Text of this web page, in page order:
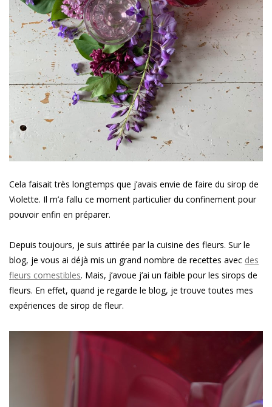
Cela faisait très longtemps que j’avais envie de faire du sirop de
Violette. Il m’a fallu ce moment particulier du confinement pour
pouvoir enfin en préparer.
Depuis toujours, je suis attirée par la cuisine des fleurs. Sur le
blog, je vous ai déjà mis un grand nombre de recettes avec des
fleurs comestibles. Mais, j’avoue j’ai un faible pour les sirops de
fleurs. En effet, quand je regarde le blog, je trouve toutes mes
expériences de sirop de fleur.